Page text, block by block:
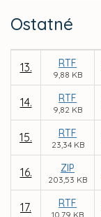
Ostatné
13. RTF
9,88 KB
14. RTF
9,82 KB
15. RTF
23,34 KB
16. ZIP
203,53 KB
17. RTF
10,79 KB